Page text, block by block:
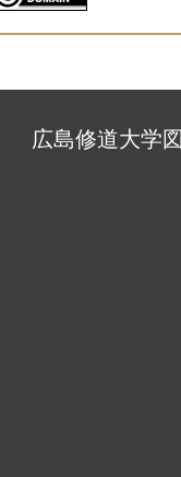
広島修道大学